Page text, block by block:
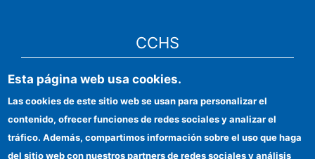
CCHS
Sede electrónica CSIC
Identidad institucional
Información para proveedores
Esta página web usa cookies.
Las cookies de este sitio web se usan para personalizar el
contenido, ofrecer funciones de redes sociales y analizar el
tráfico. Además, compartimos información sobre el uso que haga
del sitio web con nuestros partners de redes sociales y análisis